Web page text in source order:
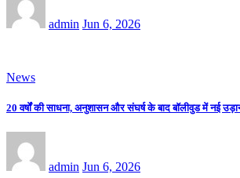
admin Jun 6, 2026
News
20 वर्षों की साधना, अनुशासन और संघर्ष के बाद बॉलीवुड में नई
admin Jun 6, 2026